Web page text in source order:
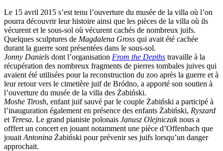
Le 15 avril 2015 s’est tenu l’ouverture du musée de la villa où l’on
pourra découvrir leur histoire ainsi que les pièces de la villa où ils
vécurent et le sous-sol où vécurent cachés de nombreux juifs.
Quelques sculptures de Magdalena Gross qui avait été cachée
durant la guerre sont présentées dans le sous-sol.
Jonny Daniels dont l’organisation From the Depths travaille à la
récupération des nombreux fragments de pierres tombales juives qui
avaient été utilisées pour la reconstruction du zoo après la guerre et à
leur retour vers le cimetière juif de Bródno, a apporté son soutien à
l’ouverture du musée de la villa des Żabiński.
Moshe Tirosh, enfant juif sauvé par le couple Żabiński a participé à
l’inauguration également en présence des enfants Żabiński, Ryszard
et Teresa. Le grand pianiste polonais Janusz Olejniczaknous a
offfert un concert en jouant notamment une pièce d’Offenbach que
jouait Antonina Żabiński pour prévenir ses juifs lorsqu’un danger
approchait.